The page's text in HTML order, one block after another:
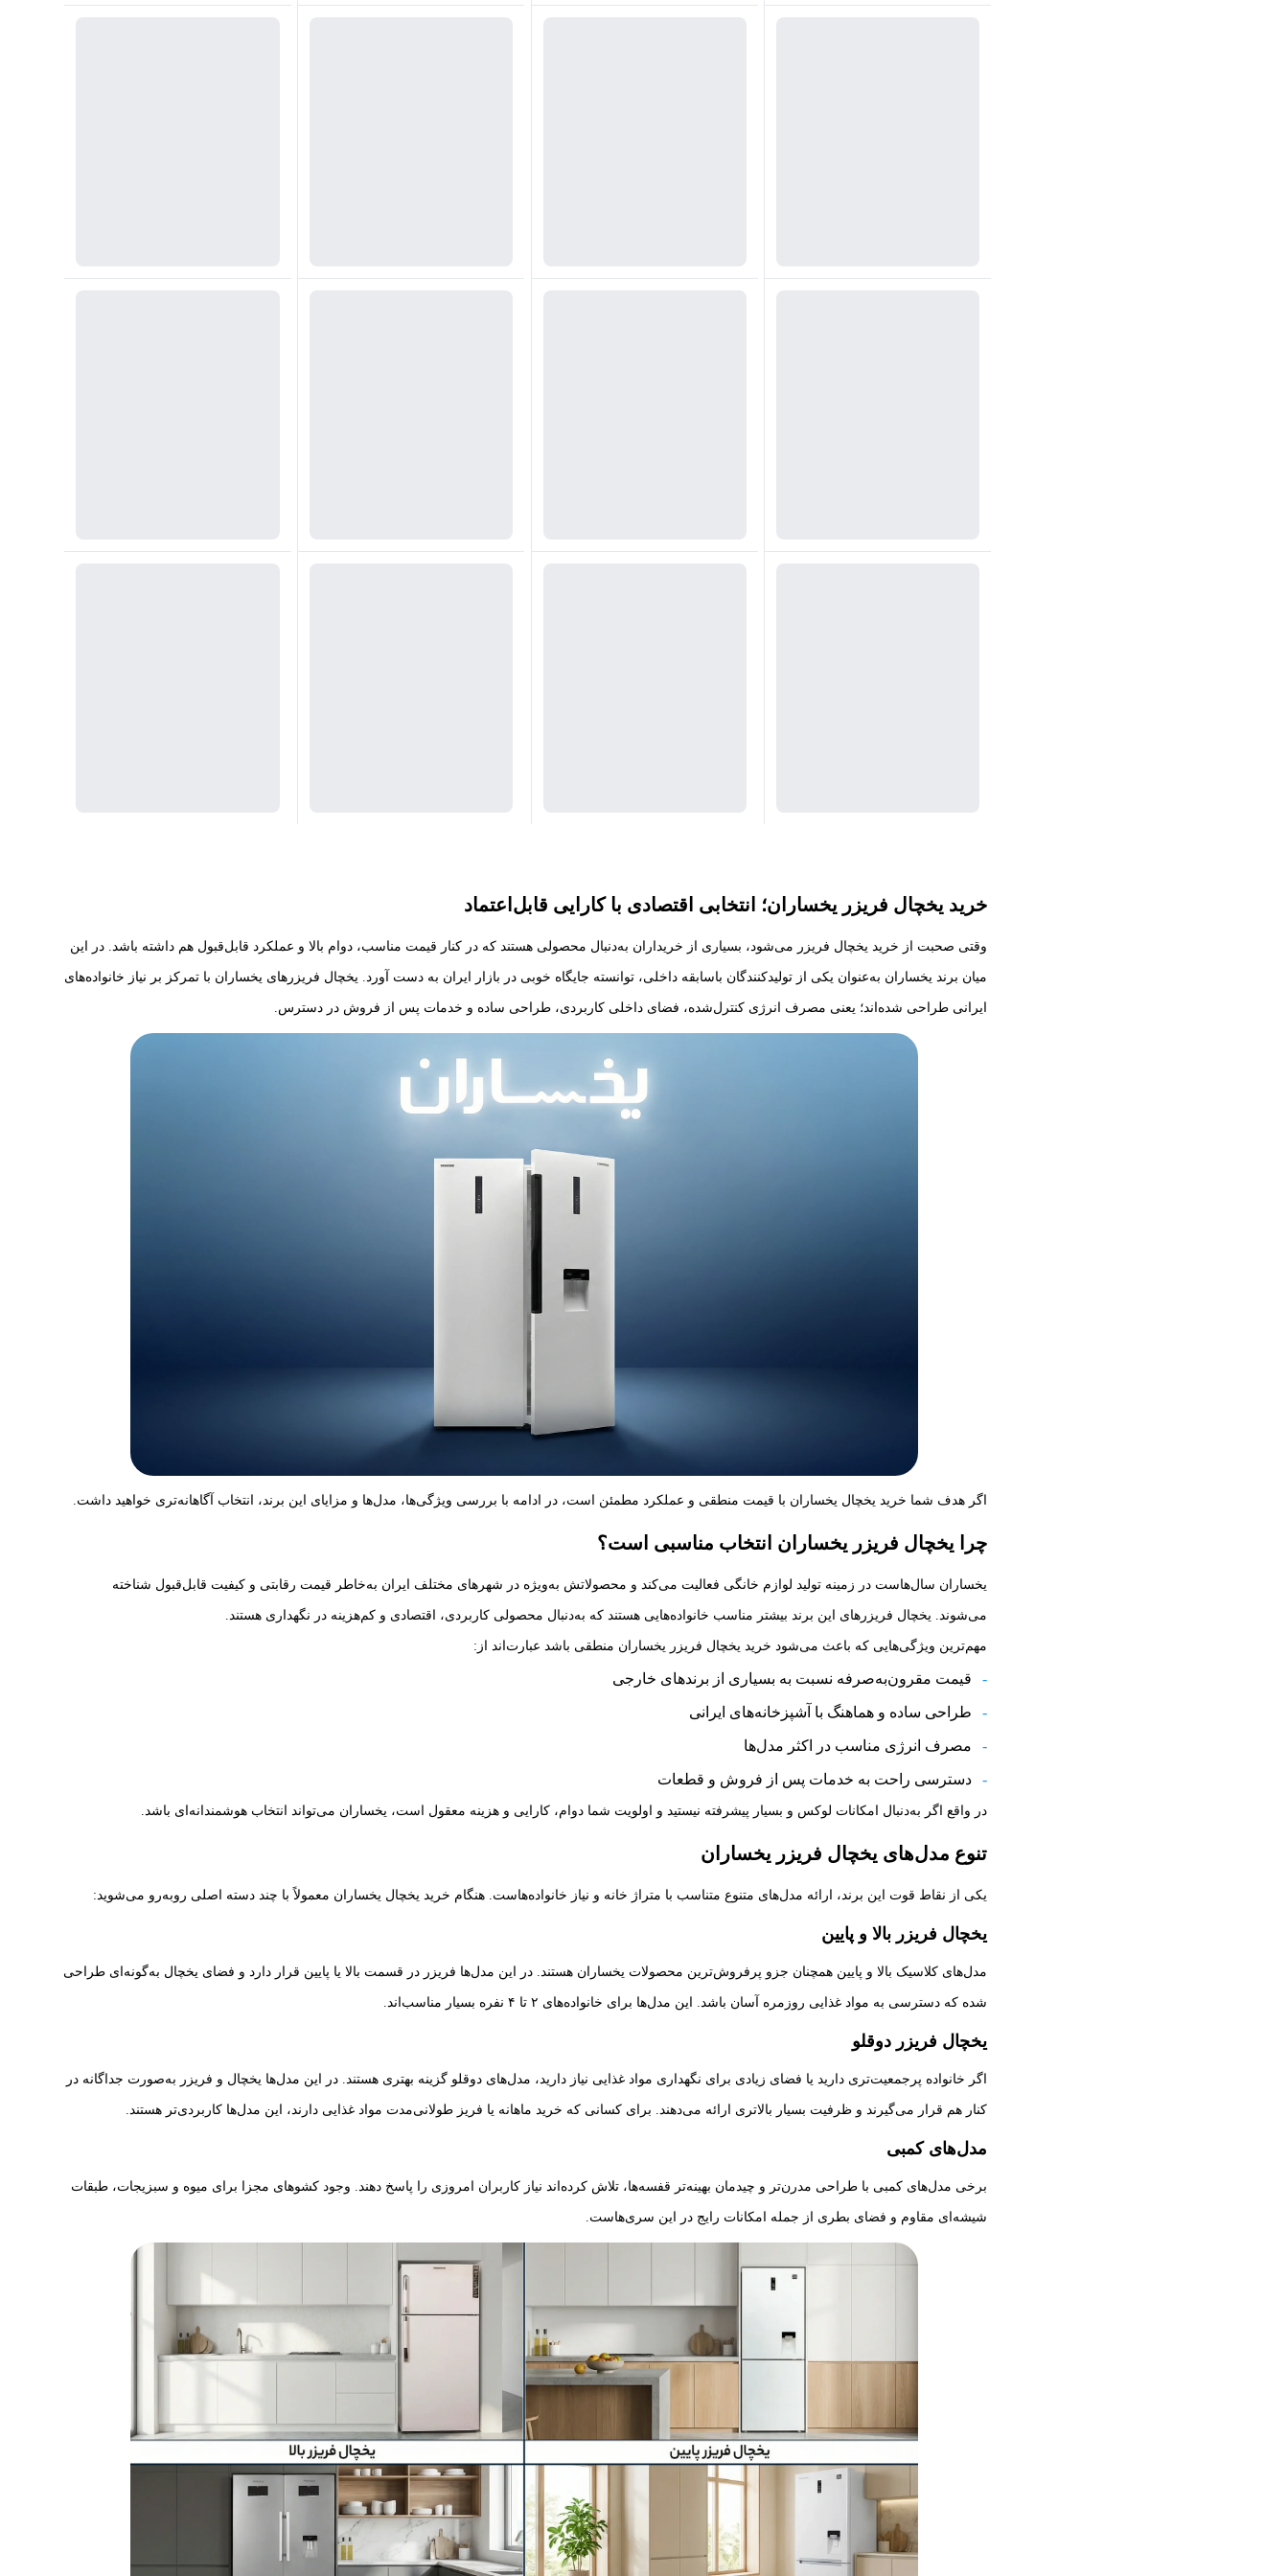
خرید یخچال فریزر یخساران؛ انتخابی اقتصادی با کارایی قابل‌اعتماد
وقتی صحبت از خرید یخچال فریزر می‌شود، بسیاری از خریداران به‌دنبال محصولی هستند که در کنار قیمت مناسب، دوام بالا و عملکرد قابل‌قبول هم داشته باشد. در این
میان برند یخساران به‌عنوان یکی از تولیدکنندگان باسابقه داخلی، توانسته جایگاه خوبی در بازار ایران به دست آورد. یخچال فریزرهای یخساران با تمرکز بر نیاز خانواده‌های
ایرانی طراحی شده‌اند؛ یعنی مصرف انرژی کنترل‌شده، فضای داخلی کاربردی، طراحی ساده و خدمات پس از فروش در دسترس.
اگر هدف شما خرید یخچال یخساران با قیمت منطقی و عملکرد مطمئن است، در ادامه با بررسی ویژگی‌ها، مدل‌ها و مزایای این برند، انتخاب آگاهانه‌تری خواهید داشت.
چرا یخچال فریزر یخساران انتخاب مناسبی است؟
یخساران سال‌هاست در زمینه تولید لوازم خانگی فعالیت می‌کند و محصولاتش به‌ویژه در شهرهای مختلف ایران به‌خاطر قیمت رقابتی و کیفیت قابل‌قبول شناخته
می‌شوند. یخچال فریزرهای این برند بیشتر مناسب خانواده‌هایی هستند که به‌دنبال محصولی کاربردی، اقتصادی و کم‌هزینه در نگهداری هستند.
مهم‌ترین ویژگی‌هایی که باعث می‌شود خرید یخچال فریزر یخساران منطقی باشد عبارت‌اند از:
قیمت مقرون‌به‌صرفه نسبت به بسیاری از برندهای خارجی
طراحی ساده و هماهنگ با آشپزخانه‌های ایرانی
مصرف انرژی مناسب در اکثر مدل‌ها
دسترسی راحت به خدمات پس از فروش و قطعات
در واقع اگر به‌دنبال امکانات لوکس و بسیار پیشرفته نیستید و اولویت شما دوام، کارایی و هزینه معقول است، یخساران می‌تواند انتخاب هوشمندانه‌ای باشد.
تنوع مدل‌های یخچال فریزر یخساران
یکی از نقاط قوت این برند، ارائه مدل‌های متنوع متناسب با متراژ خانه و نیاز خانواده‌هاست. هنگام خرید یخچال یخساران معمولاً با چند دسته اصلی روبه‌رو می‌شوید:
یخچال فریزر بالا و پایین
مدل‌های کلاسیک بالا و پایین همچنان جزو پرفروش‌ترین محصولات یخساران هستند. در این مدل‌ها فریزر در قسمت بالا یا پایین قرار دارد و فضای یخچال به‌گونه‌ای طراحی
شده که دسترسی به مواد غذایی روزمره آسان باشد. این مدل‌ها برای خانواده‌های ۲ تا ۴ نفره بسیار مناسب‌اند.
یخچال فریزر دوقلو
اگر خانواده پرجمعیت‌تری دارید یا فضای زیادی برای نگهداری مواد غذایی نیاز دارید، مدل‌های دوقلو گزینه بهتری هستند. در این مدل‌ها یخچال و فریزر به‌صورت جداگانه در
کنار هم قرار می‌گیرند و ظرفیت بسیار بالاتری ارائه می‌دهند. برای کسانی که خرید ماهانه یا فریز طولانی‌مدت مواد غذایی دارند، این مدل‌ها کاربردی‌تر هستند.
مدل‌های کمبی
برخی مدل‌های کمبی با طراحی مدرن‌تر و چیدمان بهینه‌تر قفسه‌ها، تلاش کرده‌اند نیاز کاربران امروزی را پاسخ دهند. وجود کشوهای مجزا برای میوه و سبزیجات، طبقات
شیشه‌ای مقاوم و فضای بطری از جمله امکانات رایج در این سری‌هاست.